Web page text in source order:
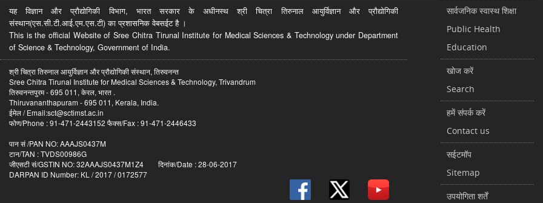
यह विज्ञान और प्रौद्योगिकी विभाग, भारत सरकार के अधीनस्थ श्री चित्रा तिरुनाल आयुर्विज्ञान और प्रौद्योगिकी
संस्थान(एस.सी.टी.आई.एम.एस.टी) का प्रशासनिक वेबसईट है ।
This is the official Website of Sree Chitra Tirunal Institute for Medical Sciences & Technology under Department
of Science & Technology, Government of India.
श्री चित्रा तिरुनाल आयुर्विज्ञान और प्रौद्योगिकी संस्थान, तिरुवनन्त
Sree Chitra Tirunal Institute for Medical Sciences & Technology, Trivandrum
तिरुवनन्तपुरम - 695 011, केरल, भारत .
Thiruvananthapuram - 695 011, Kerala, India.
ईमेल / Email:sct@sctimst.ac.in
फोण/Phone : 91-471-2443152 फैक्स/Fax : 91-471-2446433
पान सं /PAN NO: AAAJS0437M
टान/TAN : TVDS00986G
जीएसटी सं/GSTIN NO: 32AAAJS0437M1Z4 दिनांक/Date : 28-06-2017
DARPAN ID Number: KL / 2017 / 0172577
सार्वजनिक स्वास्थ शिक्षा
Public Health
Education
खोज करें
Search
हमें संपर्क करें
Contact us
सईटमॉप
Sitemap
उपयोगिता शर्तें